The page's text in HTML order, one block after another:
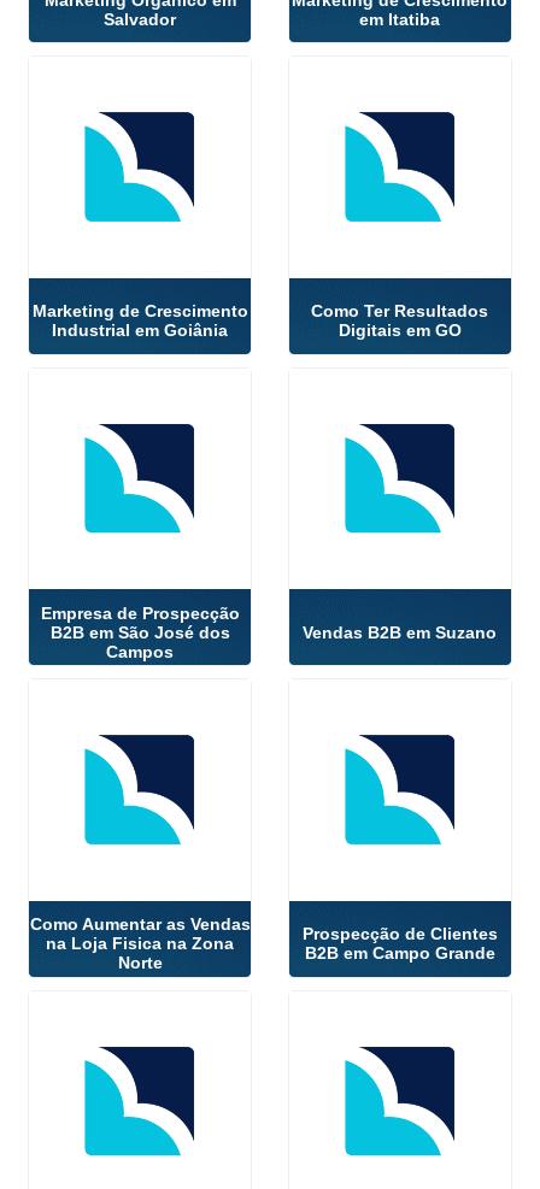
Salvador
em Itatiba
Marketing de Crescimento
Industrial em Goiânia
Como Ter Resultados
Digitais em GO
Empresa de Prospecção
B2B em São José dos
Campos
Vendas B2B em Suzano
Como Aumentar as Vendas
na Loja Fisica na Zona
Norte
Prospecção de Clientes
B2B em Campo Grande